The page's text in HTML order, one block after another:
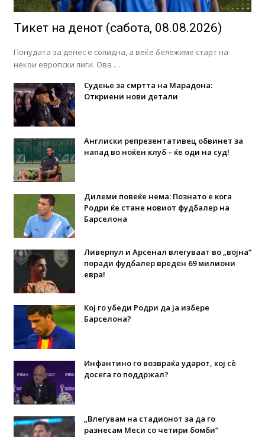
Тикет на денот (сабота, 08.08.2026)
Понудата за денес е солидна, а веќе бележиме старт на
некои европски лиги. Ова …
Судење за смртта на Марадона:
Откриени нови детали
Англиски репрезентативец обвинет за
напад во ноќен клуб – ќе оди на суд!
Дилеми повеќе нема: Познато е кога
Родри ќе стане новиот фудбалер на
Барселона
Ливерпул и Арсенал влегуваат во „војна“
поради фудбалер вреден 69 милиони
евра!
Кој го убеди Родри да ја избере
Барселона?
Инфантино го возвраќа ударот, кој сè
досега го поддржал?
„Влегувам на стадионот за да го
разнесам Меси со четири бомби“